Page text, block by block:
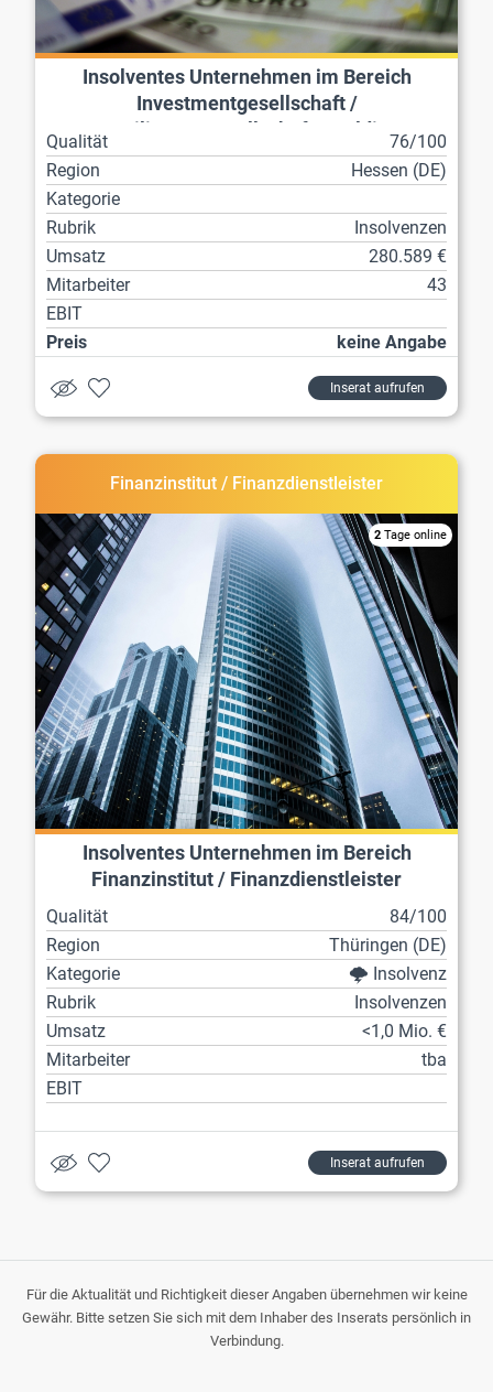
Insolventes Unternehmen im Bereich
Investmentgesellschaft /
Beteiligungsgesellschaft / Holding
Qualität
76/100
Region
Hessen (DE)
Kategorie
Rubrik
Insolvenzen
Umsatz
280.589 €
Mitarbeiter
43
EBIT
Preis
keine Angabe
Inserat aufrufen
Finanzinstitut / Finanzdienstleister
2 Tage online
Insolventes Unternehmen im Bereich
Finanzinstitut / Finanzdienstleister
Qualität
84/100
Region
Thüringen (DE)
Kategorie
🌩️ Insolvenz
Rubrik
Insolvenzen
Umsatz
<1,0 Mio. €
Mitarbeiter
tba
EBIT
Inserat aufrufen
Für die Aktualität und Richtigkeit dieser Angaben übernehmen wir keine
Gewähr. Bitte setzen Sie sich mit dem Inhaber des Inserats persönlich in
Verbindung.